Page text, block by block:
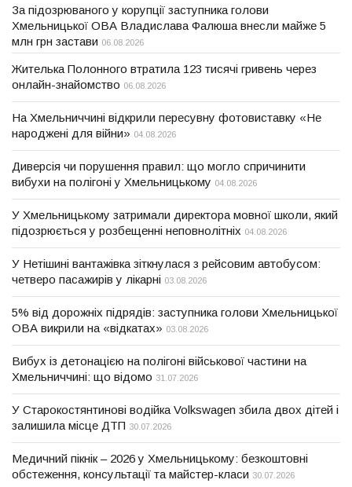
За підозрюваного у корупції заступника голови
Хмельницької ОВА Владислава Фалюша внесли майже 5
млн грн застави 06.08.2026
Жителька Полонного втратила 123 тисячі гривень через
онлайн-знайомство 06.08.2026
На Хмельниччині відкрили пересувну фотовиставку «Не
народжені для війни» 04.08.2026
Диверсія чи порушення правил: що могло спричинити
вибухи на полігоні у Хмельницькому 04.08.2026
У Хмельницькому затримали директора мовної школи, який
підозрюється у розбещенні неповнолітніх 04.08.2026
У Нетішині вантажівка зіткнулася з рейсовим автобусом:
четверо пасажирів у лікарні 03.08.2026
5% від дорожніх підрядів: заступника голови Хмельницької
ОВА викрили на «відкатах» 03.08.2026
Вибух із детонацією на полігоні військової частини на
Хмельниччині: що відомо 31.07.2026
У Старокостянтинові водійка Volkswagen збила двох дітей і
залишила місце ДТП 30.07.2026
Медичний пікнік – 2026 у Хмельницькому: безкоштовні
обстеження, консультації та майстер-класи 30.07.2026